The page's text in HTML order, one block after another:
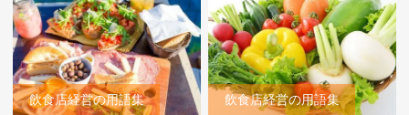
飲食店経営の用語集 飲食店経営の用語集